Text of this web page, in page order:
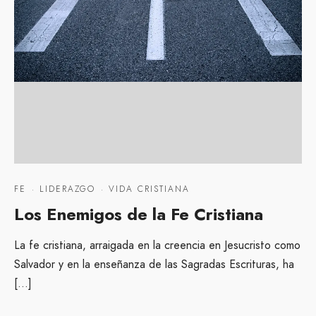
FE · LIDERAZGO · VIDA CRISTIANA
Los Enemigos de la Fe Cristiana
La fe cristiana, arraigada en la creencia en Jesucristo como
Salvador y en la enseñanza de las Sagradas Escrituras, ha
[…]